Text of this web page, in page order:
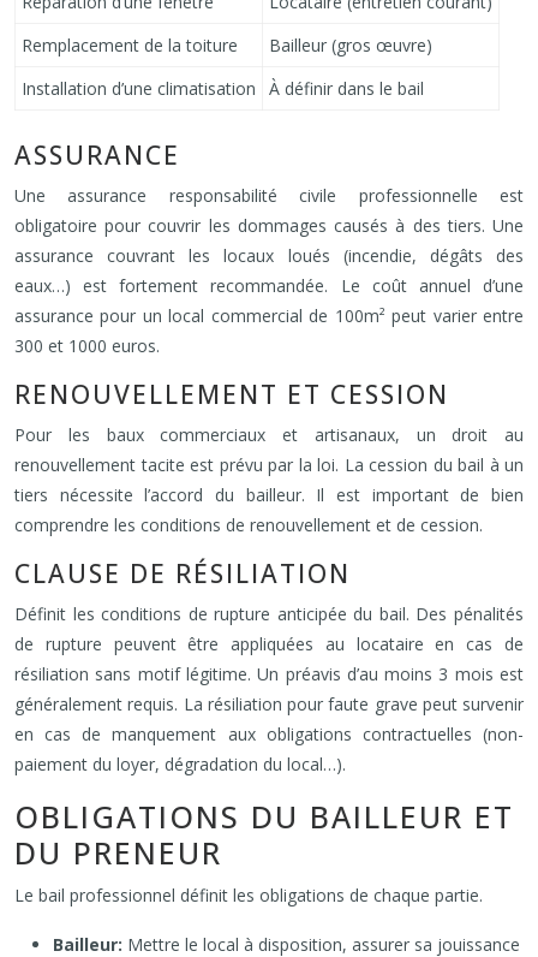
Remplacement de la toiture
Bailleur (gros œuvre)
Installation d’une climatisation
À définir dans le bail
ASSURANCE
Une assurance responsabilité civile professionnelle est
obligatoire pour couvrir les dommages causés à des tiers. Une
assurance couvrant les locaux loués (incendie, dégâts des
eaux…) est fortement recommandée. Le coût annuel d’une
assurance pour un local commercial de 100m² peut varier entre
300 et 1000 euros.
RENOUVELLEMENT ET CESSION
Pour les baux commerciaux et artisanaux, un droit au
renouvellement tacite est prévu par la loi. La cession du bail à un
tiers nécessite l’accord du bailleur. Il est important de bien
comprendre les conditions de renouvellement et de cession.
CLAUSE DE RÉSILIATION
Définit les conditions de rupture anticipée du bail. Des pénalités
de rupture peuvent être appliquées au locataire en cas de
résiliation sans motif légitime. Un préavis d’au moins 3 mois est
généralement requis. La résiliation pour faute grave peut survenir
en cas de manquement aux obligations contractuelles (non-
paiement du loyer, dégradation du local…).
OBLIGATIONS DU BAILLEUR ET
DU PRENEUR
Le bail professionnel définit les obligations de chaque partie.
Bailleur: Mettre le local à disposition, assurer sa jouissance